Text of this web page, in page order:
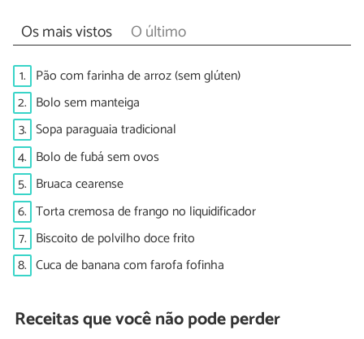
Os mais vistos O último
1. Pão com farinha de arroz (sem glúten)
2. Bolo sem manteiga
3. Sopa paraguaia tradicional
4. Bolo de fubá sem ovos
5. Bruaca cearense
6. Torta cremosa de frango no liquidificador
7. Biscoito de polvilho doce frito
8. Cuca de banana com farofa fofinha
Receitas que você não pode perder